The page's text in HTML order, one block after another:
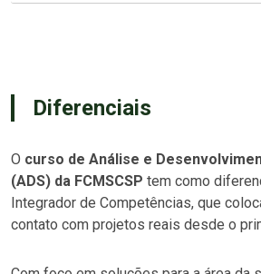
Diferenciais
O curso de Análise e
(ADS) da FCMSCSP tem como
Integrador de Competências, que
contato com projetos reais desde o